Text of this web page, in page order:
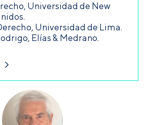
Universidad de New
Universidad de Lima.
Elías & Medrano.